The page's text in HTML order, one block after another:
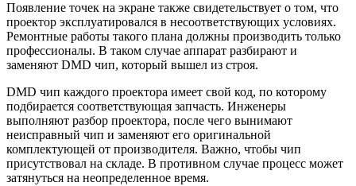
Появление точек на экране также свидетельствует о том, что
проектор эксплуатировался в несоответствующих условиях.
Ремонтные работы такого плана должны производить только
профессионалы. В таком случае аппарат разбирают и
заменяют DMD чип, который вышел из строя.
DMD чип каждого проектора имеет свой код, по которому
подбирается соответствующая запчасть. Инженеры
выполняют разбор проектора, после чего вынимают
неисправный чип и заменяют его оригинальной
комплектующей от производителя. Важно, чтобы чип
присутствовал на складе. В противном случае процесс может
затянуться на неопределенное время.